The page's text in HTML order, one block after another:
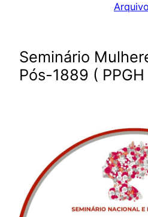
Seminário
Pós-1889 (